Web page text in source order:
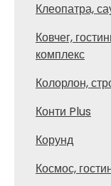
Клеопатра,
Ковчег,
комплекс
Колорлон,
Конти Plus
Корунд
Космос,